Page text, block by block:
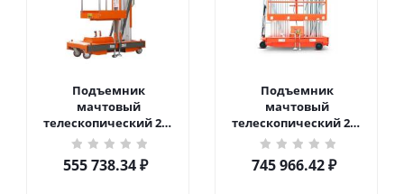
Подъемник
мачтовый
телескопический 200
кг 6 м TOR GTWY6-200S
DC 2-мачтовый
(автономный) (G) в
555 738.34₽
Подъемник
мачтовый
телескопический 200
кг 10 м TOR GTWY10-
200S DC 2-мачтовый
(автономный) (N) в
745 966.42₽